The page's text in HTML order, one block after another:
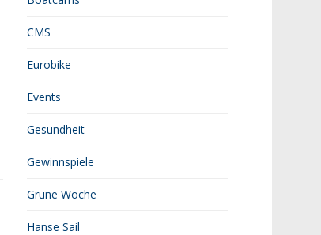
CMS
Eurobike
Events
Gesundheit
Gewinnspiele
Grüne Woche
Hanse Sail